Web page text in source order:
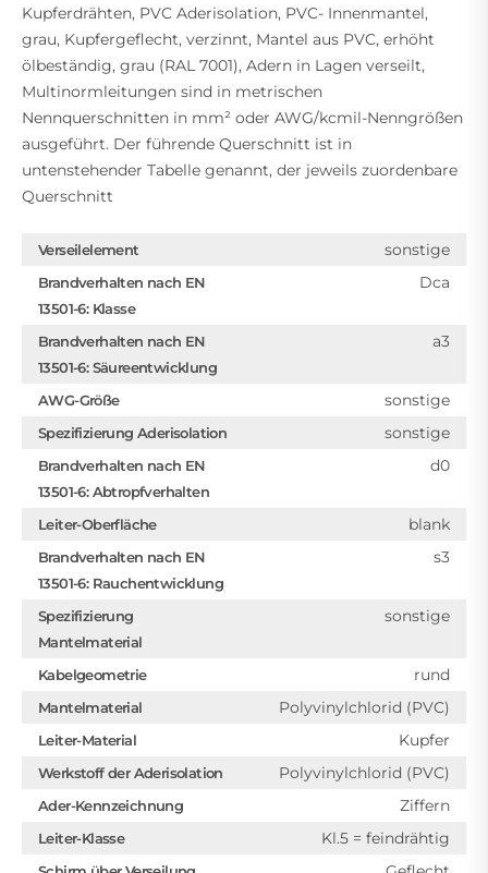
Kupferdrähten, PVC Aderisolation, PVC- Innenmantel,
grau, Kupfergeflecht, verzinnt, Mantel aus PVC, erhöht
ölbeständig, grau (RAL 7001), Adern in Lagen verseilt,
Multinormleitungen sind in metrischen
Nennquerschnitten in mm² oder AWG/kcmil-Nenngrößen
ausgeführt. Der führende Querschnitt ist in
untenstehender Tabelle genannt, der jeweils zuordenbare
Querschnitt
Verseilelement sonstige
Brandverhalten nach EN
13501-6: Klasse
Dca
Brandverhalten nach EN
13501-6: Säureentwicklung
a3
AWG-Größe sonstige
Spezifizierung Aderisolation sonstige
Brandverhalten nach EN
13501-6: Abtropfverhalten
d0
Leiter-Oberfläche blank
Brandverhalten nach EN
13501-6: Rauchentwicklung
s3
Spezifizierung
Mantelmaterial
sonstige
Kabelgeometrie rund
Mantelmaterial Polyvinylchlorid (PVC)
Leiter-Material Kupfer
Werkstoff der Aderisolation Polyvinylchlorid (PVC)
Ader-Kennzeichnung Ziffern
Leiter-Klasse Kl.5 = feindrähtig